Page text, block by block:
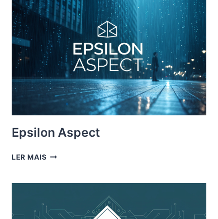
Epsilon Aspect
LER MAISEPSILON